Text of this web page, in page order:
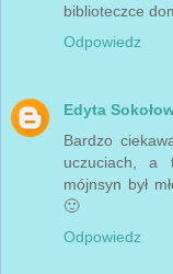
biblioteczce
Odpowiedz
Edyta
Bardzo
uczuciach, a
mójnsyn był
🙂
Odpowiedz